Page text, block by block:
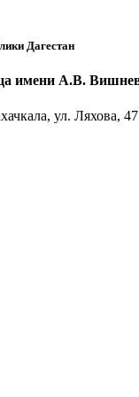
Дагестан
имени А.В.
ул. Ляхова, 47